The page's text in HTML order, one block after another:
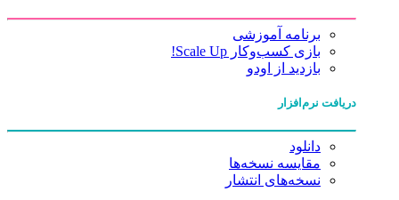
برنامه آموزشی
بازی کسب‌وکار Scale Up!
بازدید از اودو
دریافت نرم‌افزار
دانلود
مقایسه نسخه‌ها
نسخه‌های انتشار